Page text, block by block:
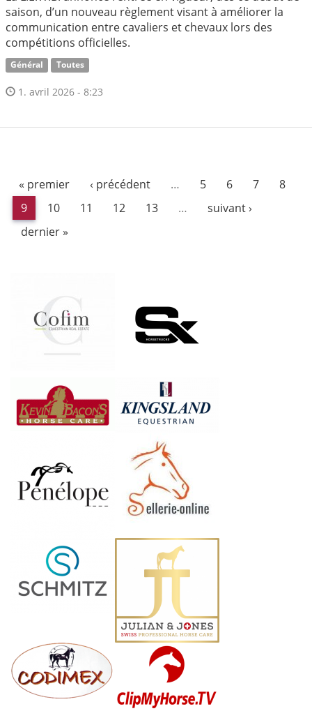
saison, d’un nouveau règlement visant à améliorer la
communication entre cavaliers et chevaux lors des
compétitions officielles.
Général Toutes
1. avril 2026 - 8:23
« premier ‹ précédent … 5 6 7
8
9
10 11 12 13 …
suivant ›
dernier »